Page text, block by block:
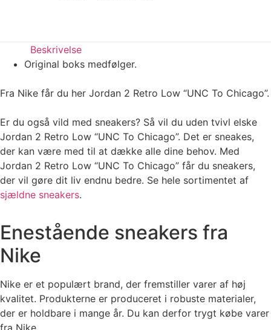
Beskrivelse
Original boks medfølger.
Fra Nike får du her Jordan 2 Retro Low “UNC To Chicago”.
Er du også vild med sneakers? Så vil du uden tvivl elske
Jordan 2 Retro Low “UNC To Chicago”. Det er sneakes,
der kan være med til at dække alle dine behov. Med
Jordan 2 Retro Low “UNC To Chicago” får du sneakers,
der vil gøre dit liv endnu bedre. Se hele sortimentet af
sjældne sneakers.
Enestående sneakers fra
Nike
Nike er et populært brand, der fremstiller varer af høj
kvalitet. Produkterne er produceret i robuste materialer,
der er holdbare i mange år. Du kan derfor trygt købe varer
fra Nike.